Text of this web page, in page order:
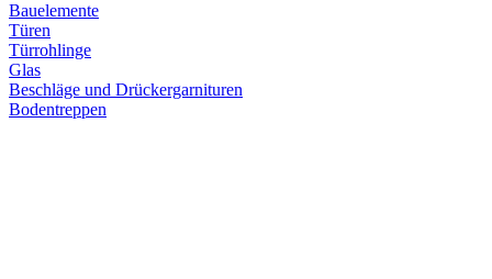
Bauelemente
Türen
Türrohlinge
Glas
Beschläge und Drückergarnituren
Bodentreppen